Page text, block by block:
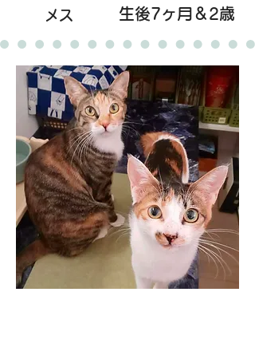
メス 生後7ヶ月＆2歳